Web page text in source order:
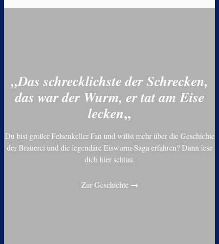
„Das schrecklichste der Schrecken,
das war der Wurm, er tat am Eise
lecken„
Du bist großer Felsenkeller-Fan und willst mehr über die Geschichte
der Brauerei und die legendäre Eiswurm-Saga erfahren? Dann lese
dich hier schlau.
Zur Geschichte →